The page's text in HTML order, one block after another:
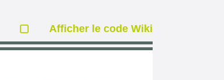
Afficher le code Wiki